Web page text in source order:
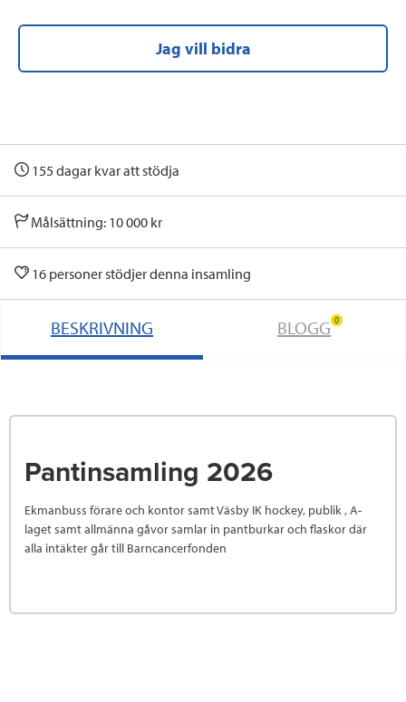
Jag vill bidra
155 dagar kvar att stödja
Målsättning: 10 000 kr
16 personer stödjer denna insamling
BESKRIVNING BLOGG 0
Pantinsamling 2026
Ekmanbuss förare och kontor samt Väsby IK hockey, publik , A-
laget samt allmänna gåvor samlar in pantburkar och flaskor där
alla intäkter går till Barncancerfonden